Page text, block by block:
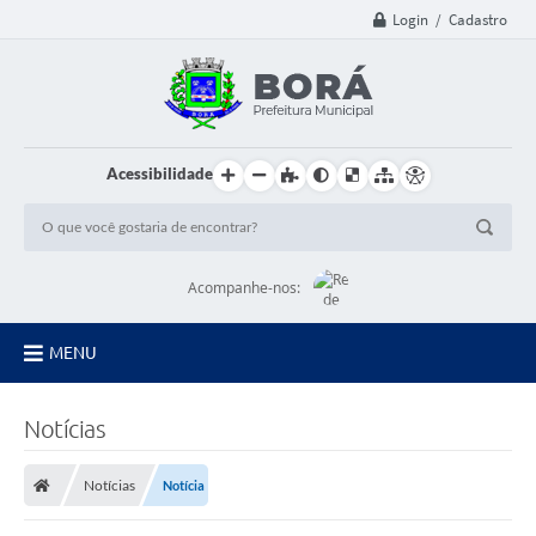
Login / Cadastro
Acessibilidade
Acompanhe-nos:
MENU
Notícias
Notícias Notícia